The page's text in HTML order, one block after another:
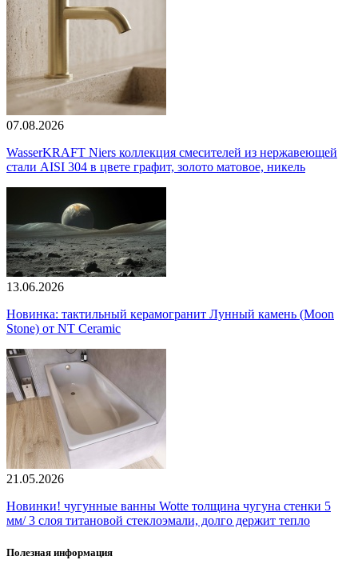
07.08.2026
WasserKRAFT Niers коллекция смесителей из нержавеющей
стали AISI 304 в цвете графит, золото матовое, никель
13.06.2026
Новинка: тактильный керамогранит Лунный камень (Moon
Stone) от NT Ceramic
21.05.2026
Новинки! чугунные ванны Wotte толщина чугуна стенки 5
мм/ 3 слоя титановой стеклоэмали, долго держит тепло
Полезная информация